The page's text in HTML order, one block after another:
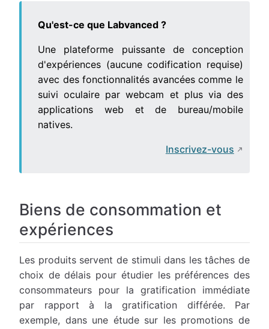
Qu'est-ce que Labvanced ?
Une plateforme puissante de conception
d'expériences (aucune codification requise)
avec des fonctionnalités avancées comme le
suivi oculaire par webcam et plus via des
applications web et de bureau/mobile
natives.
Inscrivez-vous
Biens de consommation et
expériences
Les produits servent de stimuli dans les tâches de
choix de délais pour étudier les préférences des
consommateurs pour la gratification immédiate
par rapport à la gratification différée. Par
exemple, dans une étude sur les promotions de